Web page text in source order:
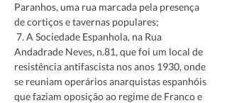
Paranhos, uma rua marcada pela presença
de cortiços e tavernas populares;
7. A Sociedade Espanhola, na Rua
Andadrade Neves, n.81, que foi um local de
resistência antifascista nos anos 1930, onde
se reuniam operários anarquistas espanhóis
que faziam oposição ao regime de Franco e